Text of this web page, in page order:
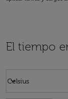
El tiempo
Celsius
keyboard_arrow_down